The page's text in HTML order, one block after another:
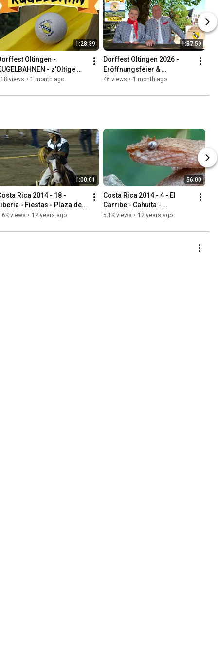
1:28:39
Oltingen -
- z'Oltige
- 2026
views • 1 month ago
1:37:59
Dorffest Oltingen 2026 -
Eröffnungsfeier &
Festumzug
46 views • 1 month ago
1:00:01
Rica 2014 - 18 -
- Fiestas - Plaza de
views • 12 years ago
56:00
Costa Rica 2014 - 4 - El
Carribe - Cahuita -
Manzanillo - Puerto Viejo de
5.1K views • 12 years ago